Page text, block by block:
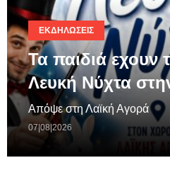
ΕΚΔΗΛΏΣΕΙΣ
Τα παιδιά εχουν
Λευκή Νύχτα
Απόψε στη Λαϊκή Αγορά
07|08|2026